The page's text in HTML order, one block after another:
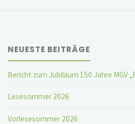
NEUESTE BEITRÄGE
Bericht zum Jubiläum 150 Jahre MGV
Lesesommer 2026
Vorlesesommer 2026